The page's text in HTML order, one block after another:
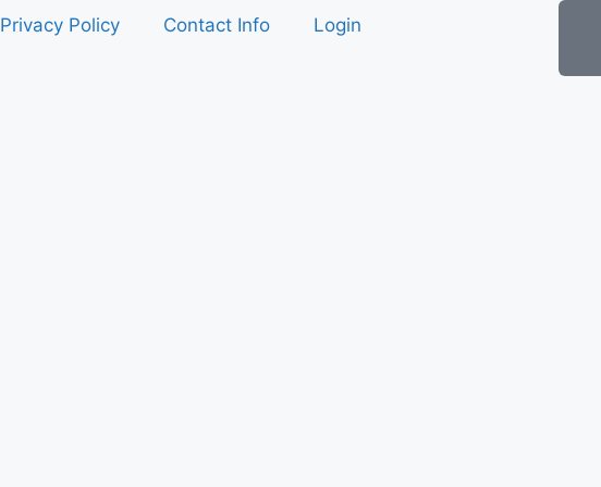
Privacy Policy Contact Info Login